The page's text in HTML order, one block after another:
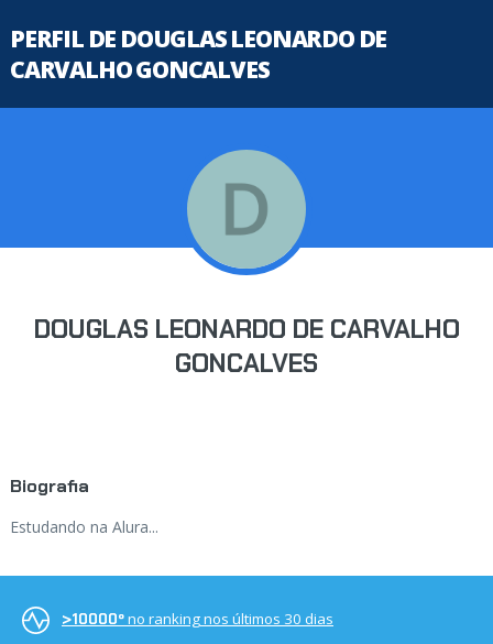
PERFIL DE DOUGLAS LEONARDO DE
CARVALHO GONCALVES
DOUGLAS LEONARDO DE CARVALHO
GONCALVES
Biografia
Estudando na Alura...
>10000ºno ranking nos últimos 30 dias